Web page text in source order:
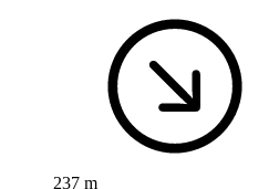
237 m